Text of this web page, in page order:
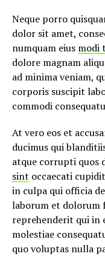
Neque porro
dolor sit amet,
numquam eius modi
dolore magnam
ad minima veniam,
corporis suscipit
commodi
At vero eos et
ducimus qui
atque corrupti quos
sint occaecati
in culpa qui officia
laborum et dolorum
reprehenderit qui in
molestiae
quo voluptas nulla